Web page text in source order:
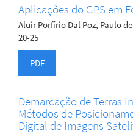
Aplicações do GPS em
Aluir Porfírio Dal Poz, Paulo
20-25
PDF
Demarcação de Terras
Métodos de
Digital de Imagens